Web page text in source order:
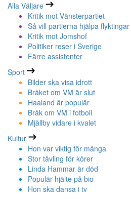
Alla Väljare
Kritik mot Vänsterpartiet
Så vill partierna hjälpa flyktingar
Kritik mot Jomshof
Politiker reser i Sverige
Färre assistenter
Sport
Bilder ska visa idrott
Bråket om VM är slut
Haaland är populär
Bråk om VM i fotboll
Mjällby vidare i kvalet
Kultur
Hon var viktig för många
Stor tävling för körer
Linda Hammar är död
Populär hjälte på bio
Hon ska dansa i tv